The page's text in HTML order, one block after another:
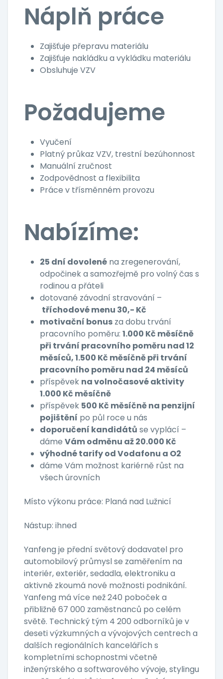
Náplň práce
Zajišťuje přepravu materiálu
Zajišťuje nakládku a vykládku materiálu
Obsluhuje VZV
Požadujeme
Vyučení
Platný průkaz VZV, trestní bezúhonnost
Manuální zručnost
Zodpovědnost a flexibilita
Práce v třísměnném provozu
Nabízíme:
25 dní dovolené na zregenerování,
odpočinek a samozřejmě pro volný čas s
rodinou a přáteli
dotované závodní stravování –
tříchodové menu 30,- Kč
motivační bonus za dobu trvání
pracovního poměru: 1.000 Kč měsíčně
při trvání pracovního poměru nad 12
měsíců, 1.500 Kč měsíčně při trvání
pracovního poměru nad 24 měsíců
příspěvek na volnočasové aktivity
1.000 Kč měsíčně
příspěvek 500 Kč měsíčně na penzijní
pojištění po půl roce u nás
doporučení kandidátů se vyplácí –
dáme Vám odměnu až 20.000 Kč
výhodné tarify od Vodafonu a O2
dáme Vám možnost kariérně růst na
všech úrovních
Místo výkonu práce: Planá nad Lužnicí
Nástup: ihned
Yanfeng je přední světový dodavatel pro
automobilový průmysl se zaměřením na
interiér, exteriér, sedadla, elektroniku a
aktivně zkoumá nové možnosti podnikání.
Yanfeng má více než 240 poboček a
přibližně 67 000 zaměstnanců po celém
světě. Technický tým 4 200 odborníků je v
deseti výzkumných a vývojových centrech a
dalších regionálních kancelářích s
kompletními schopnostmi včetně
inženýrského a softwarového vývoje, stylingu